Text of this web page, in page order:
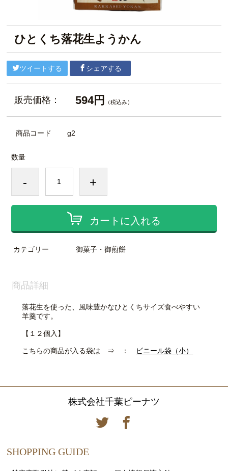
ひとくち落花生ようかん
ツイートする シェアする
販売価格： 594円 （税込み）
商品コード g2
数量
- +
カートに入れる
カテゴリー 御菓子・御煎餅
商品詳細
落花生を使った、風味豊かなひとくちサイズ食べやすい
羊羹です。
【１２個入】
こちらの商品が入る袋は ⇒ ： ビニール袋（小）
株式会社千葉ピーナツ
SHOPPING GUIDE